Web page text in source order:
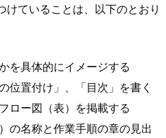
ていることは、以下のとおり
を具体的にイメージする
位置付け」、「目次」を書く
ロー図（表）を掲載する
の名称と作業手順の章の見出